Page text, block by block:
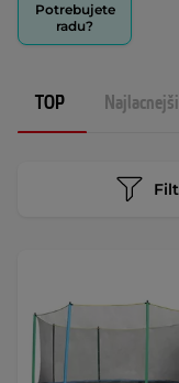
Potrebujete
radu?
TOP